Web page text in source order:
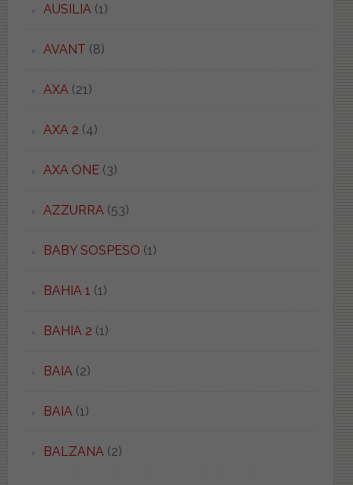
AUSILIA (1)
AVANT (8)
AXA (21)
AXA 2 (4)
AXA ONE(3)
AZZURRA (53)
BABY SOSPESO (1)
BAHIA 1 (1)
BAHIA 2 (1)
BAIA (2)
BAIA (1)
BALZANA (2)